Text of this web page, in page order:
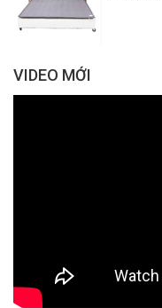
VIDEO MỚI